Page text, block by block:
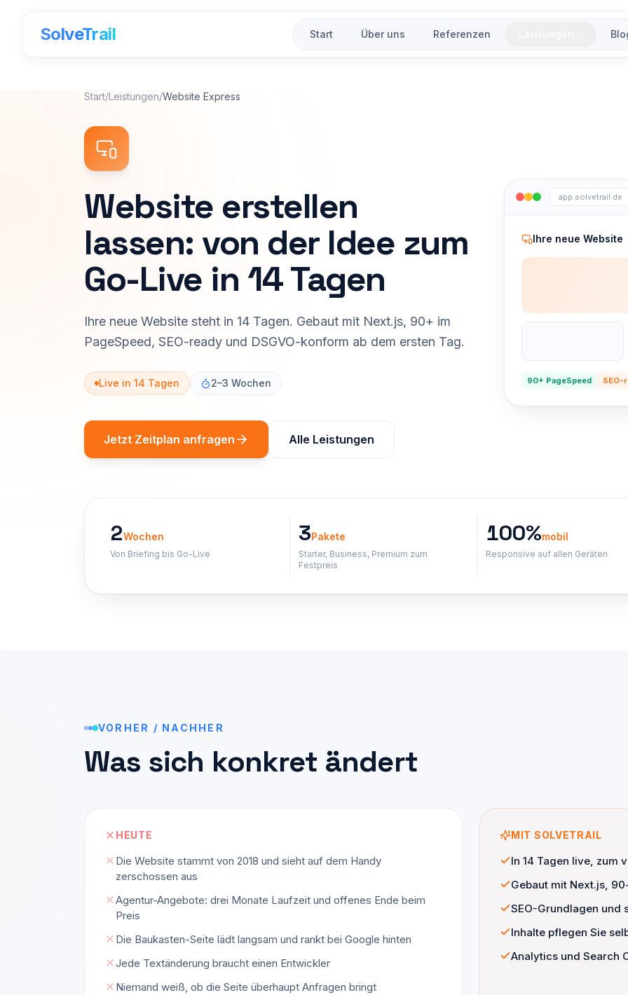
SolveTrail Start Über uns Referenzen
Start/Leistungen/Website Express
Website erstellen
lassen: von der Idee zum
Go-Live in 14 Tagen
Ihre neue Website steht in 14 Tagen. Gebaut mit Next.js, 90+ im
PageSpeed, SEO-ready und DSGVO-konform ab dem ersten Tag.
Live in 14 Tagen 2–3 Wochen
Jetzt Zeitplan anfragen Alle Leistungen
app.solvetrail.de
Ihre neue Website
90+ PageSpeed SEO-
2Wochen
Von Briefing bis Go-Live
3Pakete
Starter, Business, Premium zum
Festpreis
100%mobil
Responsive auf allen Geräten
VORHER / NACHHER
Was sich konkret ändert
HEUTE
Die Website stammt von 2018 und sieht auf dem Handy
zerschossen aus
Agentur-Angebote: drei Monate Laufzeit und offenes Ende beim
Preis
Die Baukasten-Seite lädt langsam und rankt bei Google hinten
Jede Textänderung braucht einen Entwickler
Niemand weiß, ob die Seite überhaupt Anfragen bringt
MIT SOLVETRAIL
In 14 Tagen live, zum
Gebaut mit Next.js,
SEO-Grundlagen und
Inhalte pflegen Sie
Analytics und Search